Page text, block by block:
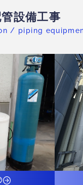
設備工事
/ piping